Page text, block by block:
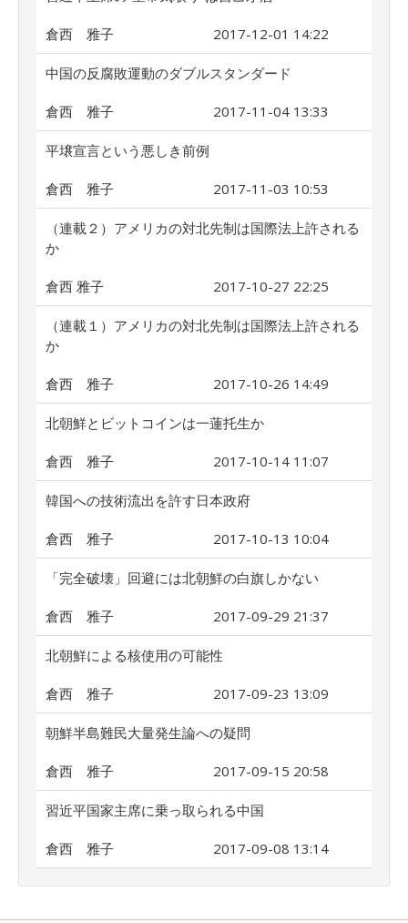
倉西 雅子 2017-12-01 14:22
中国の反腐敗運動のダブルスタンダード
倉西 雅子 2017-11-04 13:33
平壌宣言という悪しき前例
倉西 雅子 2017-11-03 10:53
（連載２）アメリカの対北先制は国際法上許される
か
倉西 雅子 2017-10-27 22:25
（連載１）アメリカの対北先制は国際法上許される
か
倉西 雅子 2017-10-26 14:49
北朝鮮とビットコインは一蓮托生か
倉西 雅子 2017-10-14 11:07
韓国への技術流出を許す日本政府
倉西 雅子 2017-10-13 10:04
「完全破壊」回避には北朝鮮の白旗しかない
倉西 雅子 2017-09-29 21:37
北朝鮮による核使用の可能性
倉西 雅子 2017-09-23 13:09
朝鮮半島難民大量発生論への疑問
倉西 雅子 2017-09-15 20:58
習近平国家主席に乗っ取られる中国
倉西 雅子 2017-09-08 13:14